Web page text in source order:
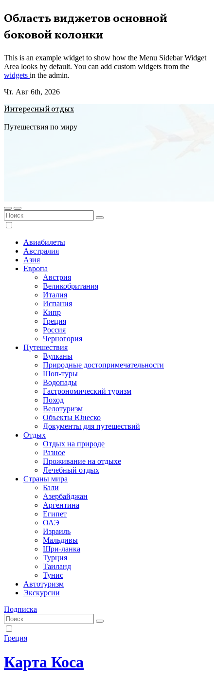
Перейти
к
содержимому
Область виджетов основной
боковой колонки
This is an example widget to show how the Menu Sidebar Widget
Area looks by default. You can add custom widgets from the
widgets in the admin.
Чт. Авг 6th, 2026
Интересный отдых
Путешествия по миру
Авиабилеты
Австралия
Азия
Европа
Австрия
Великобритания
Италия
Испания
Кипр
Греция
Россия
Черногория
Путешествия
Вулканы
Природные достопримечательности
Шоп-туры
Водопады
Гастрономический туризм
Поход
Велотуризм
Объекты Юнеско
Документы для путешествий
Отдых
Отдых на природе
Разное
Проживание на отдыхе
Лечебный отдых
Страны мира
Бали
Азербайджан
Аргентина
Египет
ОАЭ
Израиль
Мальдивы
Шри-ланка
Турция
Таиланд
Тунис
Автотуризм
Экскурсии
Подписка
Греция
Карта Коса